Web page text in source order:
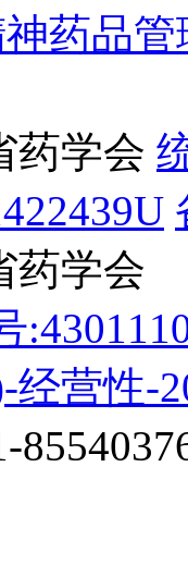
药品
药学会
药学会
营性-